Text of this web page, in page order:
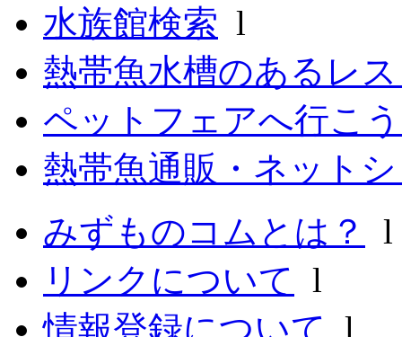
水族館検索 l
熱帯魚水槽のあるレ
ペットフェアへ行こ
熱帯魚通販・ネット
みずものコムとは？
リンクについて l
情報登録について l